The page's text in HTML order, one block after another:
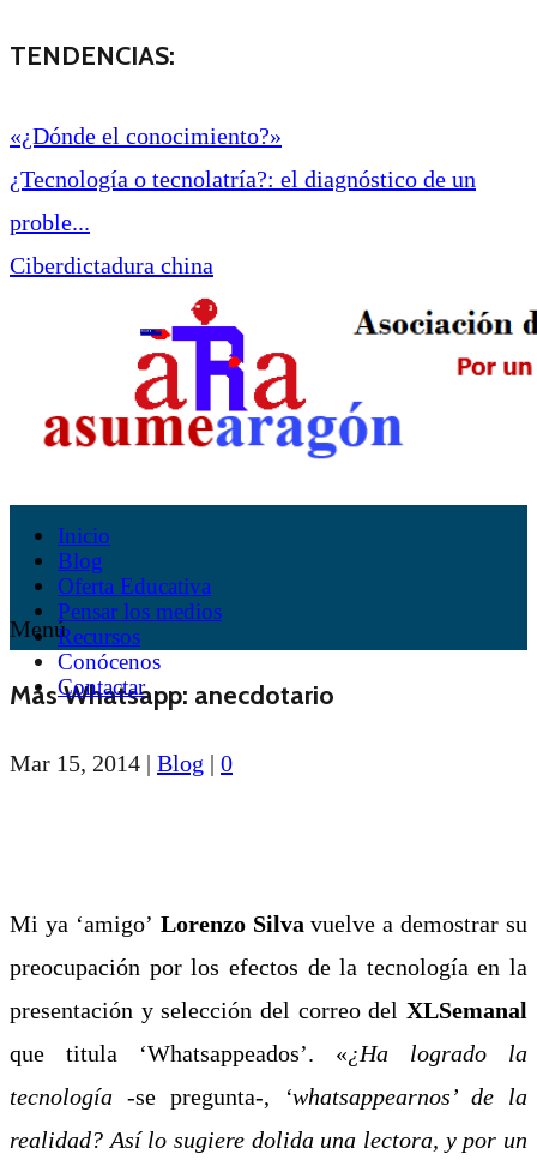
TENDENCIAS:
«¿Dónde el conocimiento?»
¿Tecnología o tecnolatría?: el diagnóstico de un
proble...
Ciberdictadura china
Inicio
Blog
Oferta Educativa
Pensar los medios
Recursos
Conócenos
Contactar
Menú
Más Whatsapp: anecdotario
Mar 15, 2014 | Blog | 0
Mi ya ‘amigo’ Lorenzo Silva vuelve a demostrar su
preocupación por los efectos de la tecnología en la
presentación y selección del correo del XLSemanal
que titula ‘Whatsappeados’. «¿Ha logrado la
tecnología -se pregunta-, ‘whatsappearnos’ de la
realidad? Así lo sugiere dolida una lectora, y por un